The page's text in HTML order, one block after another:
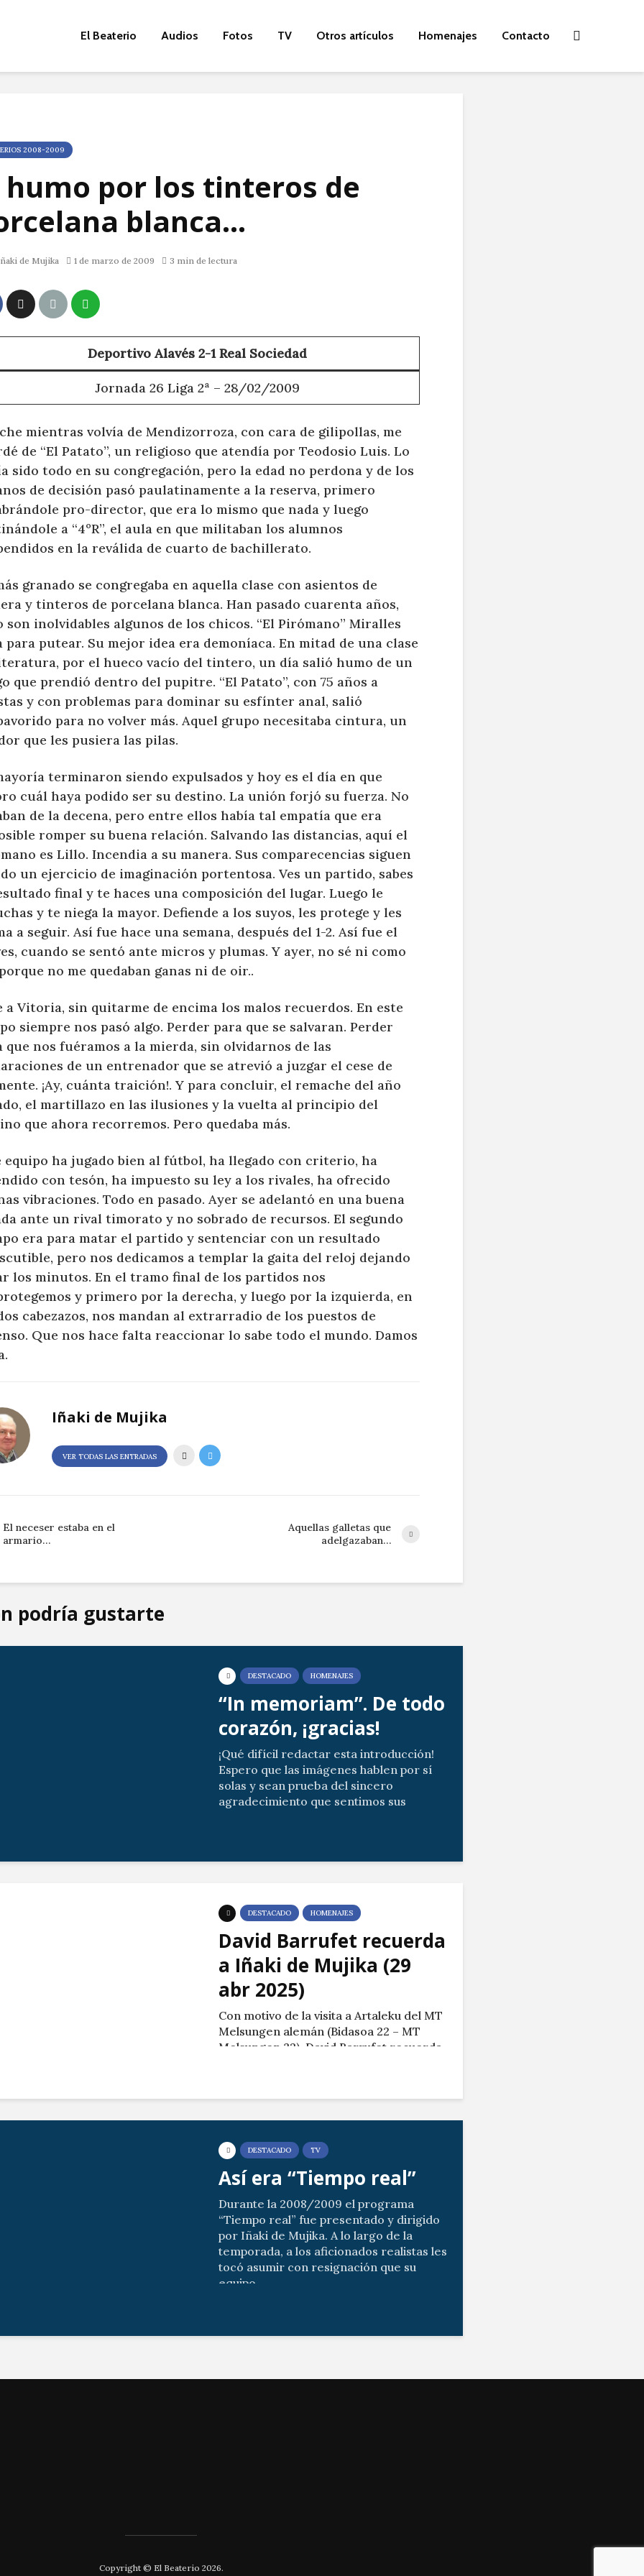
El Beaterio Audios Fotos TV Otros artículos Homenajes Contacto
2008-2009
humo por los tinteros de
blanca…
de Mujika 1 de marzo de 2009 3 min de lectura
Deportivo Alavés 2-1 Real Sociedad
Jornada 26 Liga 2ª – 28/02/2009
mientras volvía de Mendizorroza, con cara de gilipollas, me
de “El Patato”, un religioso que atendía por Teodosio Luis. Lo
sido todo en su congregación, pero la edad no perdona y de los
de decisión pasó paulatinamente a la reserva, primero
pro-director, que era lo mismo que nada y luego
a “4ºR”, el aula en que militaban los alumnos
en la reválida de cuarto de bachillerato.
granado se congregaba en aquella clase con asientos de
y tinteros de porcelana blanca. Han pasado cuarenta años,
son inolvidables algunos de los chicos. “El Pirómano” Miralles
para putear. Su mejor idea era demoníaca. En mitad de una clase
por el hueco vacío del tintero, un día salió humo de un
que prendió dentro del pupitre. “El Patato”, con 75 años a
y con problemas para dominar su esfínter anal, salió
para no volver más. Aquel grupo necesitaba cintura, un
que les pusiera las pilas.
terminaron siendo expulsados y hoy es el día en que
cuál haya podido ser su destino. La unión forjó su fuerza. No
de la decena, pero entre ellos había tal empatía que era
romper su buena relación. Salvando las distancias, aquí el
es Lillo. Incendia a su manera. Sus comparecencias siguen
un ejercicio de imaginación portentosa. Ves un partido, sabes
final y te haces una composición del lugar. Luego le
y te niega la mayor. Defiende a los suyos, les protege y les
a seguir. Así fue hace una semana, después del 1-2. Así fue el
cuando se sentó ante micros y plumas. Y ayer, no sé ni como
no me quedaban ganas ni de oir..
a Vitoria, sin quitarme de encima los malos recuerdos. En este
siempre nos pasó algo. Perder para que se salvaran. Perder
que nos fuéramos a la mierda, sin olvidarnos de las
de un entrenador que se atrevió a juzgar el cese de
¡Ay, cuánta traición!. Y para concluir, el remache del año
el martillazo en las ilusiones y la vuelta al principio del
que ahora recorremos. Pero quedaba más.
equipo ha jugado bien al fútbol, ha llegado con criterio, ha
con tesón, ha impuesto su ley a los rivales, ha ofrecido
vibraciones. Todo en pasado. Ayer se adelantó en una buena
ante un rival timorato y no sobrado de recursos. El segundo
era para matar el partido y sentenciar con un resultado
pero nos dedicamos a templar la gaita del reloj dejando
los minutos. En el tramo final de los partidos nos
y primero por la derecha, y luego por la izquierda, en
cabezazos, nos mandan al extrarradio de los puestos de
Que nos hace falta reaccionar lo sabe todo el mundo. Damos
Iñaki de Mujika
VER TODAS LAS ENTRADAS
El neceser estaba en el
armario…
Aquellas galletas que
adelgazaban…
podría gustarte
DESTACADO HOMENAJES
“In memoriam”. De todo
corazón, ¡gracias!
¡Qué difícil redactar esta introducción!
Espero que las imágenes hablen por sí
solas y sean prueba del sincero
agradecimiento que sentimos sus
DESTACADO HOMENAJES
David Barrufet recuerda
a Iñaki de Mujika (29
abr 2025)
Con motivo de la visita a Artaleku del MT
Melsungen alemán (Bidasoa 22 – MT
Melsungen 32), David Barrufet recuerda
DESTACADO TV
Así era “Tiempo real”
Durante la 2008/2009 el programa
“Tiempo real” fue presentado y dirigido
por Iñaki de Mujika. A lo largo de la
temporada, a los aficionados realistas les
tocó asumir con resignación que su
equipo...
Copyright © El Beaterio 2026.